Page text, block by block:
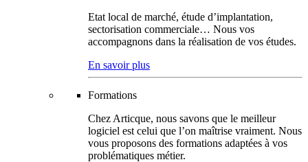
Etat local de marché, étude d’implantation,
sectorisation commerciale… Nous vos
accompagnons dans la réalisation de vos études.
En savoir plus
Formations
Chez Articque, nous savons que le meilleur
logiciel est celui que l’on maîtrise vraiment. Nous
vous proposons des formations adaptées à vos
problématiques métier.